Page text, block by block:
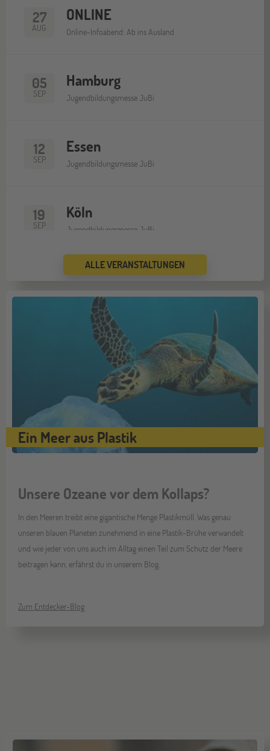
27
AUG
ONLINE
Online-Infoabend: Ab ins Ausland
05
SEP
Hamburg
Jugendbildungsmesse JuBi
12
SEP
Essen
Jugendbildungsmesse JuBi
19
SEP
Köln
Jugendbildungsmesse JuBi
Bremen
Jugendbildungsmesse JuBi
Düsseldorf
Jugendbildungsmesse JuBi
26 Mannheim
Jugendbildungsmesse JuBi
Online-Infoabend: Ab ins Ausland
10
OKT
Gräfelfing
Jugendbildungsmesse JuBi
17 Stuttgart
07 Berlin
ALLE VERANSTALTUNGEN
Ein Meer aus Plastik
Unsere Ozeane vor dem Kollaps?
In den Meeren treibt eine gigantische Menge Plastikmüll. Was genau
unseren blauen Planeten zunehmend in eine Plastik-Brühe verwandelt
und wie jeder von uns auch im Alltag einen Teil zum Schutz der Meere
beitragen kann, erfährst du in unserem Blog.
Zum Entdecker-Blog